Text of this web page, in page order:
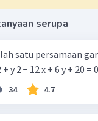
serupa
satu persamaan
34 4.7